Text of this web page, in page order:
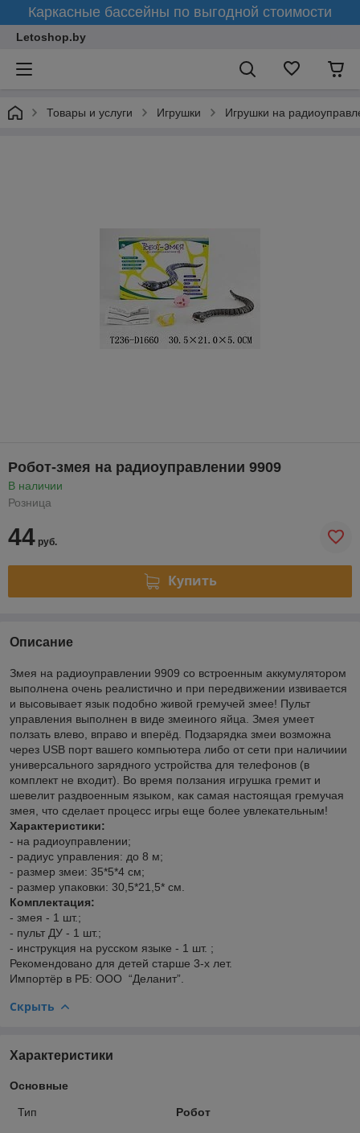
Каркасные бассейны по выгодной стоимости
Letoshop.by
Товары и услуги Игрушки Игрушки на
Робот-змея на радиоуправлении 9909
В наличии
Розница
44 руб.
Купить
Описание
Змея на радиоуправлении 9909 со встроенным аккумулятором
выполнена очень реалистично и при передвижении извивается
и высовывает язык подобно живой гремучей змее! Пульт
управления выполнен в виде змеиного яйца. Змея умеет
ползать влево, вправо и вперёд. Подзарядка змеи возможна
через USB порт вашего компьютера либо от сети при наличиии
универсального зарядного устройства для телефонов (в
комплект не входит). Во время ползания игрушка гремит и
шевелит раздвоенным языком, как самая настоящая гремучая
змея, что сделает процесс игры еще более увлекательным!
Характеристики:
- на радиоуправлении;
- радиус управления: до 8 м;
- размер змеи: 35*5*4 см;
- размер упаковки: 30,5*21,5* см.
Комплектация:
- змея - 1 шт.;
- пульт ДУ - 1 шт.;
- инструкция на русском языке - 1 шт. ;
Рекомендовано для детей старше 3-х лет.
Импортёр в РБ: ООО “Деланит”.
Скрыть
Характеристики
Основные
Тип Робот